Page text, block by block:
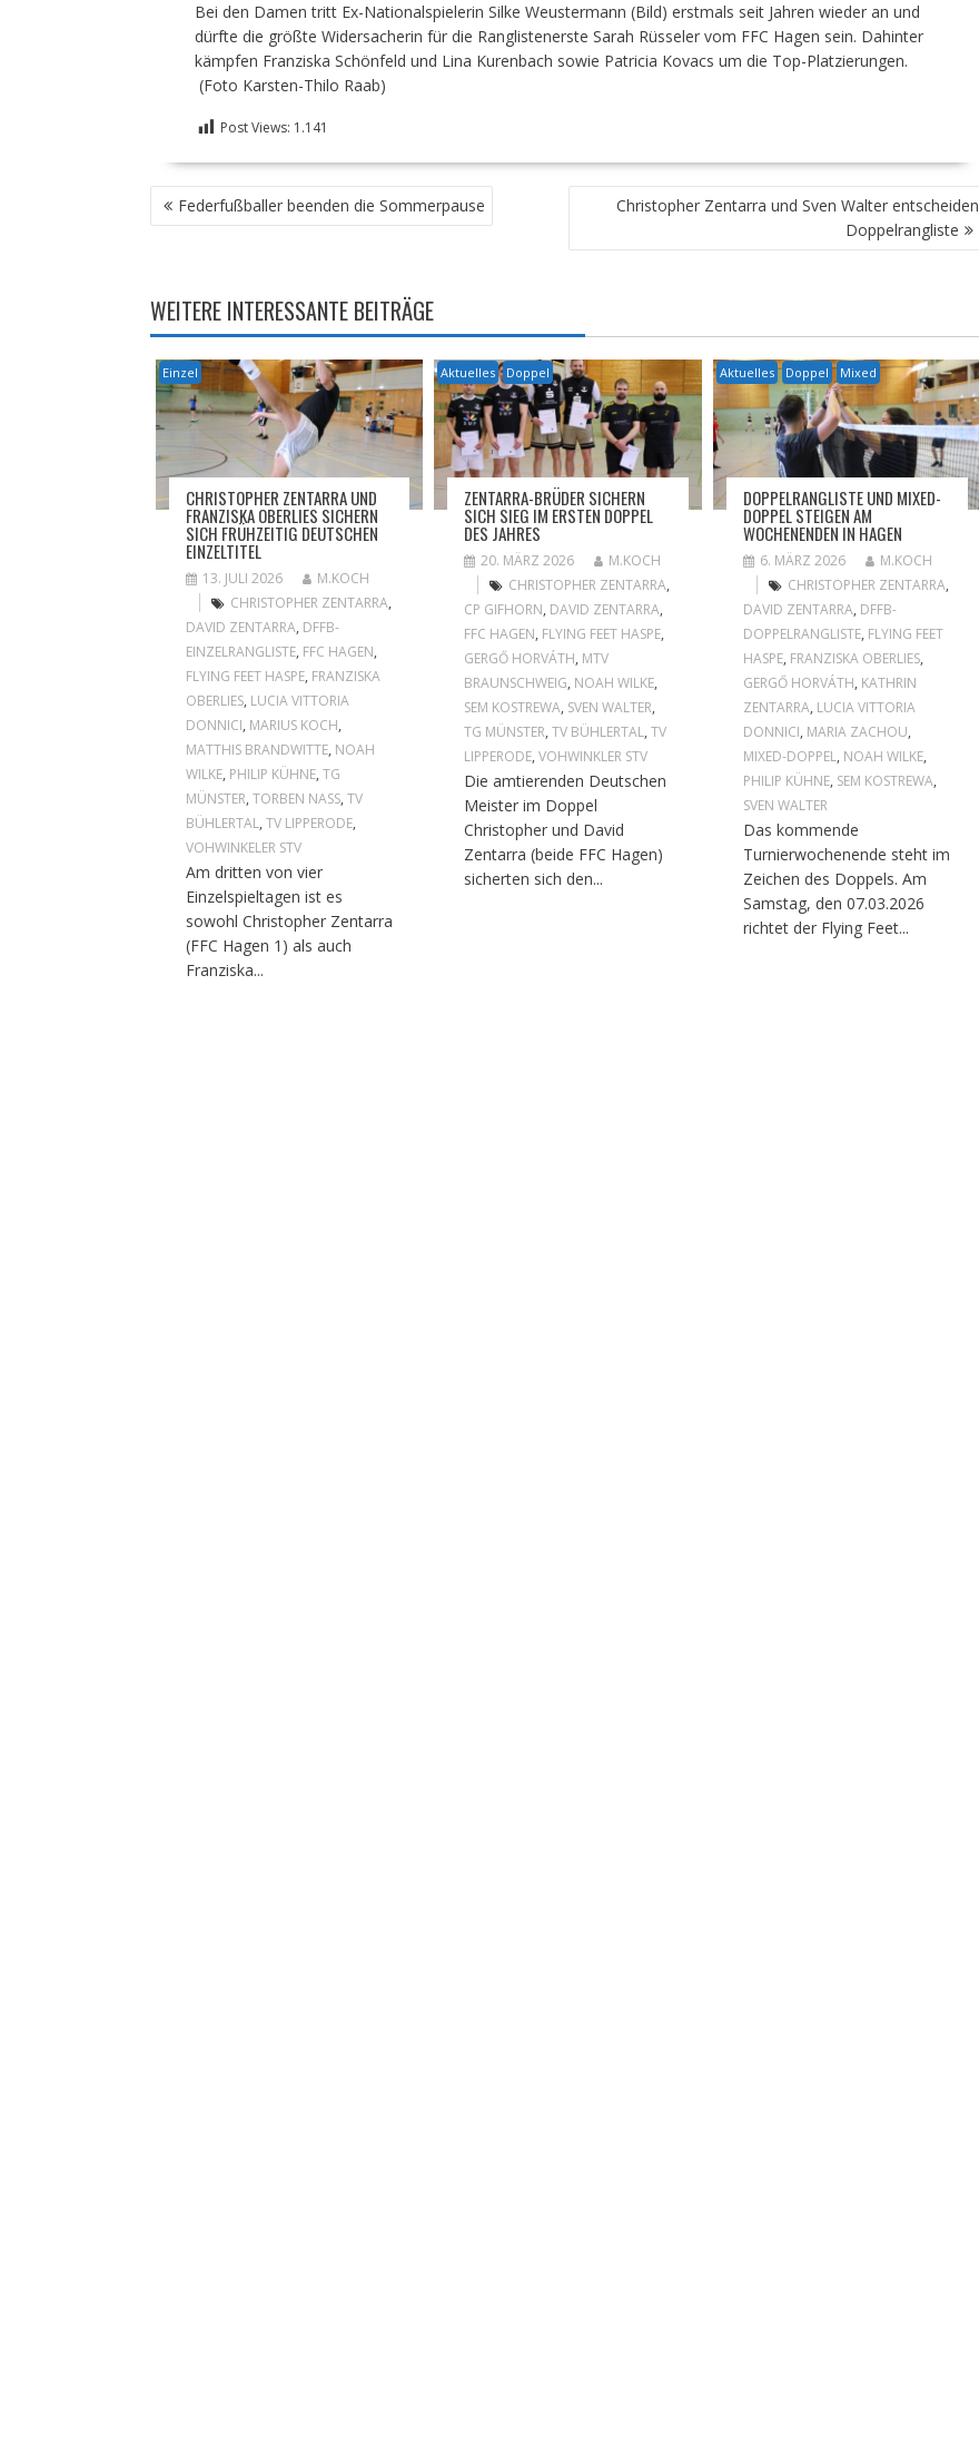
Bei den Damen tritt Ex-Nationalspielerin Silke Weustermann (Bild) erstmals seit Jahren wieder an und
dürfte die größte Widersacherin für die Ranglistenerste Sarah Rüsseler vom FFC Hagen sein. Dahinter
kämpfen Franziska Schönfeld und Lina Kurenbach sowie Patricia Kovacs um die Top-Platzierungen.
(Foto Karsten-Thilo Raab)
Post Views: 1.141
BEITRAGSNAVIGATION
Federfußballer beenden die Sommerpause
Christopher Zentarra und Sven Walter entscheiden
Doppelrangliste
WEITERE INTERESSANTE BEITRÄGE
Einzel
CHRISTOPHER ZENTARRA UND
FRANZISKA OBERLIES SICHERN
SICH FRÜHZEITIG DEUTSCHEN
EINZELTITEL
13. JULI 2026
M.KOCH
CHRISTOPHER ZENTARRA,
DAVID ZENTARRA, DFFB-
EINZELRANGLISTE, FFC HAGEN,
FLYING FEET HASPE, FRANZISKA
OBERLIES, LUCIA VITTORIA
DONNICI, MARIUS KOCH,
MATTHIS BRANDWITTE, NOAH
WILKE, PHILIP KÜHNE, TG
MÜNSTER, TORBEN NASS, TV
BÜHLERTAL, TV LIPPERODE,
VOHWINKELER STV
Am dritten von vier
Einzelspieltagen ist es
sowohl Christopher Zentarra
(FFC Hagen 1) als auch
Franziska...
Aktuelles Doppel
ZENTARRA-BRÜDER SICHERN
SICH SIEG IM ERSTEN DOPPEL
DES JAHRES
20. MÄRZ 2026
M.KOCH
CHRISTOPHER ZENTARRA,
CP GIFHORN, DAVID ZENTARRA,
FFC HAGEN, FLYING FEET HASPE,
GERGŐ HORVÁTH, MTV
BRAUNSCHWEIG, NOAH WILKE,
SEM KOSTREWA, SVEN WALTER,
TG MÜNSTER,TV BÜHLERTAL,TV
LIPPERODE,VOHWINKLER STV
Die amtierenden Deutschen
Meister im Doppel
Christopher und David
Zentarra (beide FFC Hagen)
sicherten sich den...
Aktuelles Doppel Mixed
DOPPELRANGLISTE UND MIXED-
DOPPEL STEIGEN AM
WOCHENENDEN IN HAGEN
6. MÄRZ 2026
M.KOCH
CHRISTOPHER ZENTARRA,
DAVID ZENTARRA, DFFB-
DOPPELRANGLISTE, FLYING FEET
HASPE, FRANZISKA OBERLIES,
GERGŐ HORVÁTH, KATHRIN
ZENTARRA, LUCIA VITTORIA
DONNICI, MARIA ZACHOU,
MIXED-DOPPEL, NOAH WILKE,
PHILIP KÜHNE, SEM KOSTREWA,
SVEN WALTER
Das kommende
Turnierwochenende steht im
Zeichen des Doppels. Am
Samstag, den 07.03.2026
richtet der Flying Feet...